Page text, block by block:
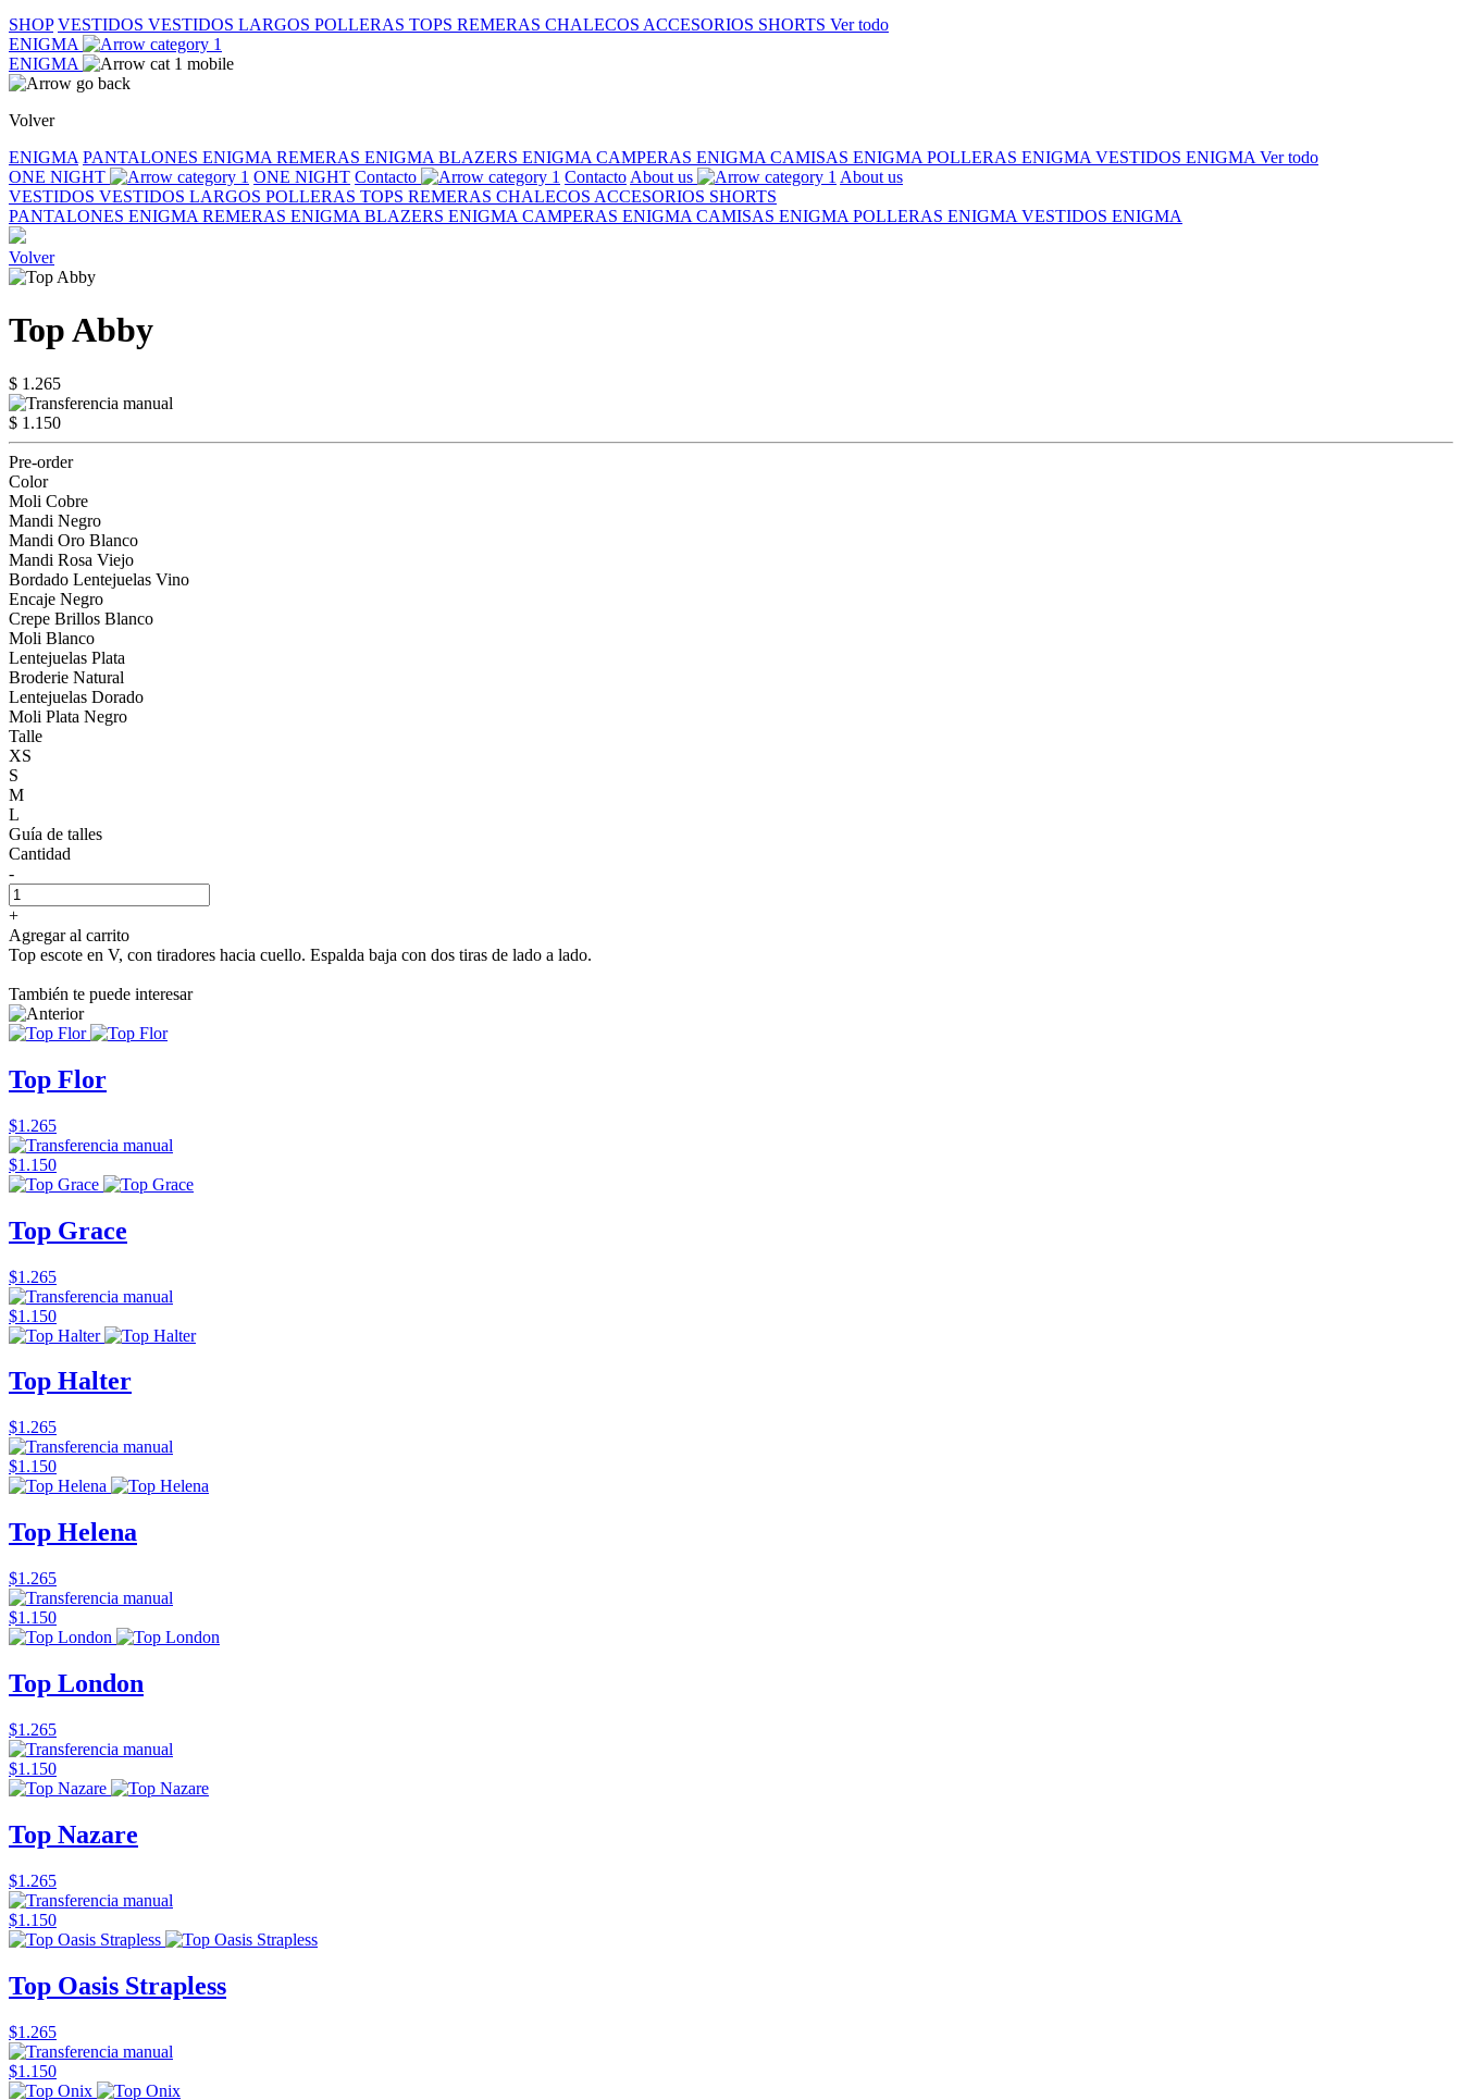
SHOP VESTIDOS VESTIDOS LARGOS POLLERAS TOPS REMERAS CHALECOS ACCESORIOS SHORTS Ver todo
ENIGMA
ENIGMA
Volver
ENIGMA PANTALONES ENIGMA REMERAS ENIGMA BLAZERS ENIGMA CAMPERAS ENIGMA CAMISAS ENIGMA POLLERAS ENIGMA VESTIDOS ENIGMA Ver todo
ONE NIGHT
ONE NIGHT Contacto Contacto About us
About us
VESTIDOS VESTIDOS LARGOS POLLERAS TOPS REMERAS CHALECOS ACCESORIOS SHORTS
PANTALONES ENIGMA REMERAS ENIGMA BLAZERS ENIGMA CAMPERAS ENIGMA CAMISAS ENIGMA POLLERAS ENIGMA VESTIDOS ENIGMA
Volver
Top Abby
$ 1.265
$ 1.150
Pre-order
Color
Moli Cobre
Mandi Negro
Mandi Oro Blanco
Mandi Rosa Viejo
Bordado Lentejuelas Vino
Encaje Negro
Crepe Brillos Blanco
Moli Blanco
Lentejuelas Plata
Broderie Natural
Lentejuelas Dorado
Moli Plata Negro
Talle
XS
S
M
L
Guía de talles
Cantidad
-
+
Agregar al carrito
Top escote en V, con tiradores hacia cuello. Espalda baja con dos tiras de lado a lado.
También te puede interesar
Top Flor
$1.265
$1.150
Top Grace
$1.265
$1.150
Top Halter
$1.265
$1.150
Top Helena
$1.265
$1.150
Top London
$1.265
$1.150
Top Nazare
$1.265
$1.150
Top Oasis Strapless
$1.265
$1.150